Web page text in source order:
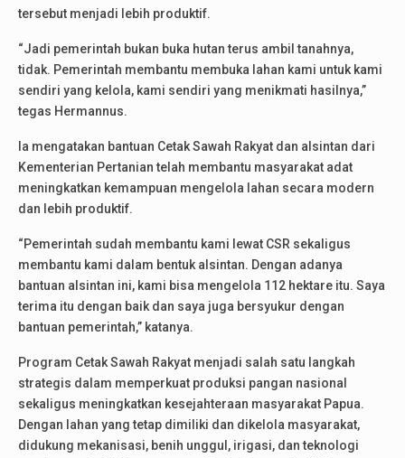
tersebut menjadi lebih produktif.
“Jadi pemerintah bukan buka hutan terus ambil tanahnya,
tidak. Pemerintah membantu membuka lahan kami untuk kami
sendiri yang kelola, kami sendiri yang menikmati hasilnya,”
tegas Hermannus.
Ia mengatakan bantuan Cetak Sawah Rakyat dan alsintan dari
Kementerian Pertanian telah membantu masyarakat adat
meningkatkan kemampuan mengelola lahan secara modern
dan lebih produktif.
“Pemerintah sudah membantu kami lewat CSR sekaligus
membantu kami dalam bentuk alsintan. Dengan adanya
bantuan alsintan ini, kami bisa mengelola 112 hektare itu. Saya
terima itu dengan baik dan saya juga bersyukur dengan
bantuan pemerintah,” katanya.
Program Cetak Sawah Rakyat menjadi salah satu langkah
strategis dalam memperkuat produksi pangan nasional
sekaligus meningkatkan kesejahteraan masyarakat Papua.
Dengan lahan yang tetap dimiliki dan dikelola masyarakat,
didukung mekanisasi, benih unggul, irigasi, dan teknologi